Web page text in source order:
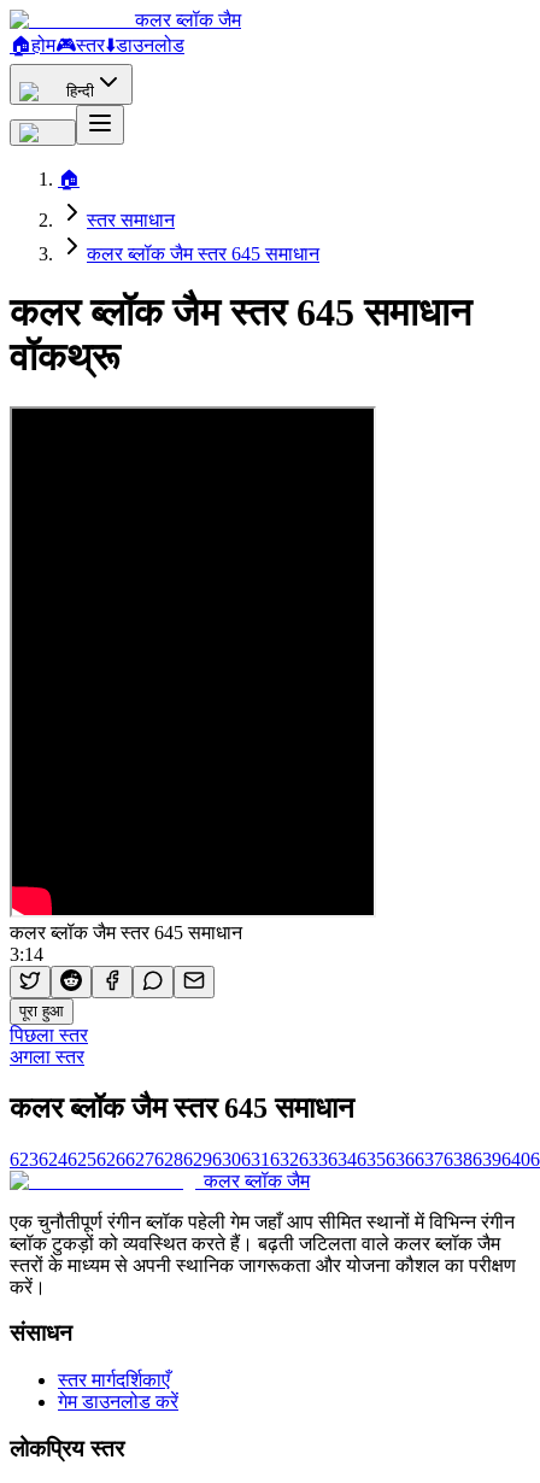
कलर ब्लॉक जैम
🏠होम🎮स्तर⬇️डाउनलोड
हिन्दी
🏠
स्तर समाधान
कलर ब्लॉक जैम स्तर 645 समाधान
कलर ब्लॉक जैम स्तर 645 समाधान
वॉकथ्रू
कलर ब्लॉक जैम स्तर 645 समाधान
3:14
पूरा हुआ
पिछला स्तर
अगला स्तर
कलर ब्लॉक जैम स्तर 645 समाधान
623624625626627628629630631632633634635636637638639640
कलर ब्लॉक जैम
एक चुनौतीपूर्ण रंगीन ब्लॉक पहेली गेम जहाँ आप सीमित स्थानों में विभिन्न रंगीन
ब्लॉक टुकड़ों को व्यवस्थित करते हैं। बढ़ती जटिलता वाले कलर ब्लॉक जैम
स्तरों के माध्यम से अपनी स्थानिक जागरूकता और योजना कौशल का परीक्षण
करें।
संसाधन
स्तर मार्गदर्शिकाएँ
गेम डाउनलोड करें
लोकप्रिय स्तर